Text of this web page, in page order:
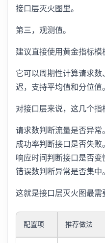
接口层灭火图里。
第三，观测值。
建议直接使用黄金指标模
它可以周期性计算请求
迟，支持平均值和分位值。
对接口层来说，这几个指
请求数判断流量是否异常。
成功率判断接口是否失败。
响应时间判断接口是否变
错误数判断异常是否集中。
这就是接口层灭火图最需
配置项 推荐做法